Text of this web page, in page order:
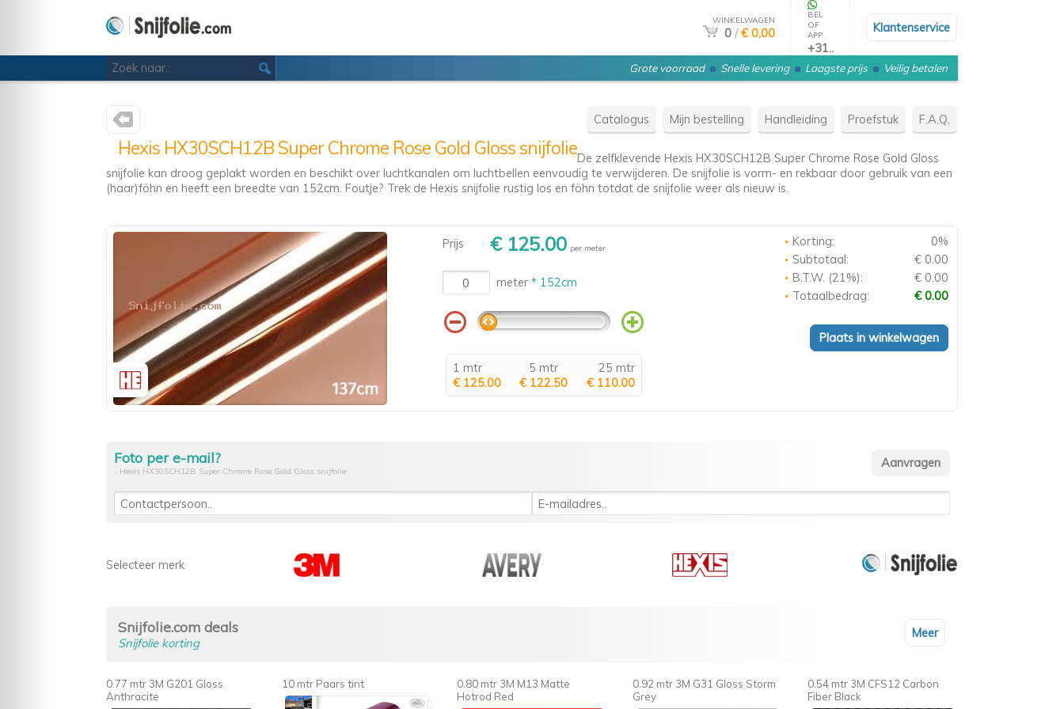
WINKELWAGEN
0 / € 0,00
BEL
OF
APP
+31..
Klantenservice
Grote voorraad Snelle levering Laagste prijs Veilig betalen
Catalogus Mijn bestelling Handleiding Proefstuk F.A.Q.
Hexis HX30SCH12B Super Chrome Rose Gold Gloss snijfolieDe zelfklevende Hexis HX30SCH12B Super Chrome Rose Gold Gloss
snijfolie kan droog geplakt worden en beschikt over luchtkanalen om luchtbellen eenvoudig te verwijderen. De snijfolie is vorm- en rekbaar door gebruik van een
(haar)föhn en heeft een breedte van 152cm. Foutje? Trek de Hexis snijfolie rustig los en föhn totdat de snijfolie weer als nieuw is.
Prijs € 125.00 per meter
meter * 152cm
1 mtr
€ 125.00
5 mtr
€ 122.50
25 mtr
€ 110.00
Korting:
0%
Subtotaal:
€ 0.00
B.T.W. (21%):
€ 0.00
Totaalbedrag:
€ 0.00
Foto per e-mail?
- Hexis HX30SCH12B Super Chrome Rose Gold Gloss snijfolie
Selecteer merk
Meer
Snijfolie.com deals
Snijfolie korting
0.77 mtr 3M G201 Gloss
Anthracite
10 mtr Paars tint
0.80 mtr 3M M13 Matte
Hotrod Red
0.92 mtr 3M G31 Gloss Storm
Grey
0.54 mtr 3M CFS12 Carbon
Fiber Black